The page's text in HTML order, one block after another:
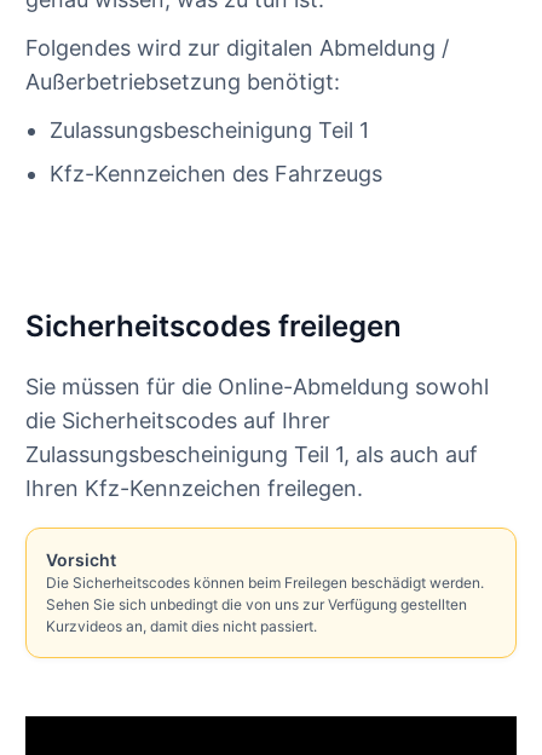
Folgendes wird zur digitalen Abmeldung /
Außerbetriebsetzung benötigt:
Zulassungsbescheinigung Teil 1
Kfz-Kennzeichen des Fahrzeugs
Sicherheitscodes freilegen
Sie müssen für die Online-Abmeldung sowohl
die Sicherheitscodes auf Ihrer
Zulassungsbescheinigung Teil 1, als auch auf
Ihren Kfz-Kennzeichen freilegen.
Vorsicht
Die Sicherheitscodes können beim Freilegen beschädigt werden.
Sehen Sie sich unbedingt die von uns zur Verfügung gestellten
Kurzvideos an, damit dies nicht passiert.